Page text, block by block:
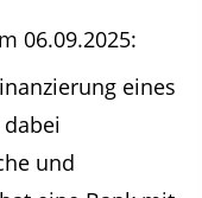
06.09.2025:
eines
und